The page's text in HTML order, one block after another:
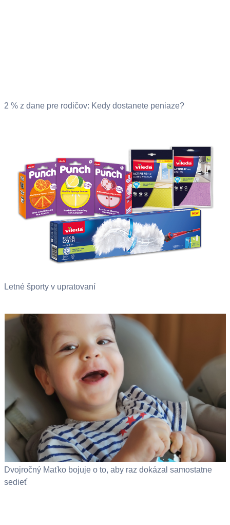
2 % z dane pre rodičov: Kedy dostanete peniaze?
Letné športy v upratovaní
Dvojročný Maťko bojuje o to, aby raz dokázal samostatne
sedieť